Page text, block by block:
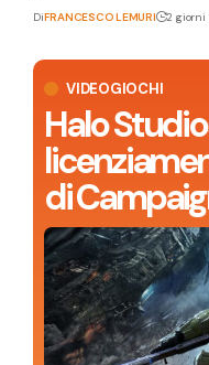
VIDEOGIOCHI
Halo
di
DiFRANCESCO LEMURI 2 giorni